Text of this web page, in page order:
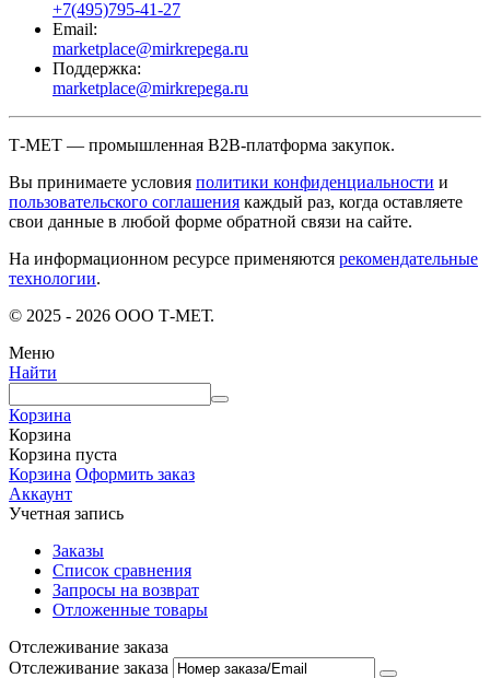
+7(495)795-41-27
Email:
marketplace@mirkrepega.ru
Поддержка:
marketplace@mirkrepega.ru
Т-МЕТ — промышленная B2B-платформа закупок.
Вы принимаете условия политики конфиденциальности и
пользовательского соглашения каждый раз, когда оставляете
свои данные в любой форме обратной связи на сайте.
На информационном ресурсе применяются рекомендательные
технологии.
© 2025 - 2026 ООО Т-МЕТ.
Меню
Найти
Корзина
Корзина
Корзина пуста
Корзина Оформить заказ
Аккаунт
Учетная запись
Заказы
Список сравнения
Запросы на возврат
Отложенные товары
Отслеживание заказа
Отслеживание заказа